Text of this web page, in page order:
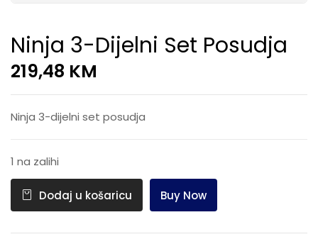
Ninja 3-Dijelni Set Posudja
219,48 KM
Ninja 3-dijelni set posudja
1 na zalihi
Dodaj u košaricu Buy Now